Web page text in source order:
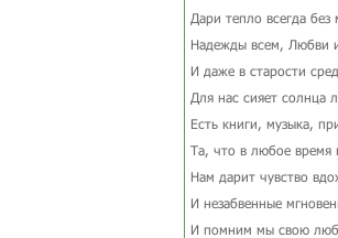
Дари тепло всегда без
Надежды всем, Любви
И даже в старости
Для нас сияет солнца
Есть книги, музыка,
Та, что в любое время
Нам дарит чувство
И незабвенные
И помним мы свою